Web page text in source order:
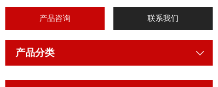
产品咨询 联系我们
产品分类